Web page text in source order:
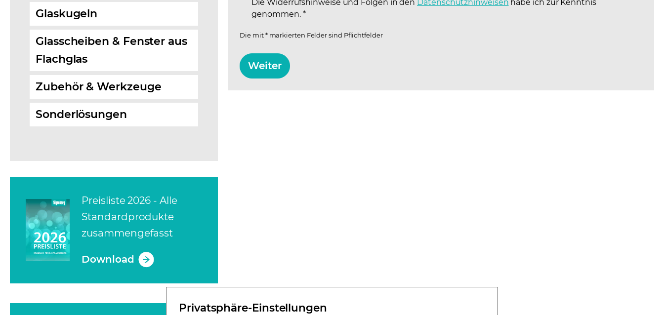
Die Widerrufshinweise und Folgen in den Datenschutzhinweisen (opens in a new tab)
habe ich zur Kenntnis
genommen. *
Die mit * markierten Felder sind Pflichtfelder
Weiter
Glaskugeln
Glasscheiben & Fenster aus
Flachglas
Zubehör & Werkzeuge
Sonderlösungen
Preisliste 2026 - Alle
Standardprodukte
zusammengefasst
Download
(opens in a new tab)
Privatsphäre-Einstellungen